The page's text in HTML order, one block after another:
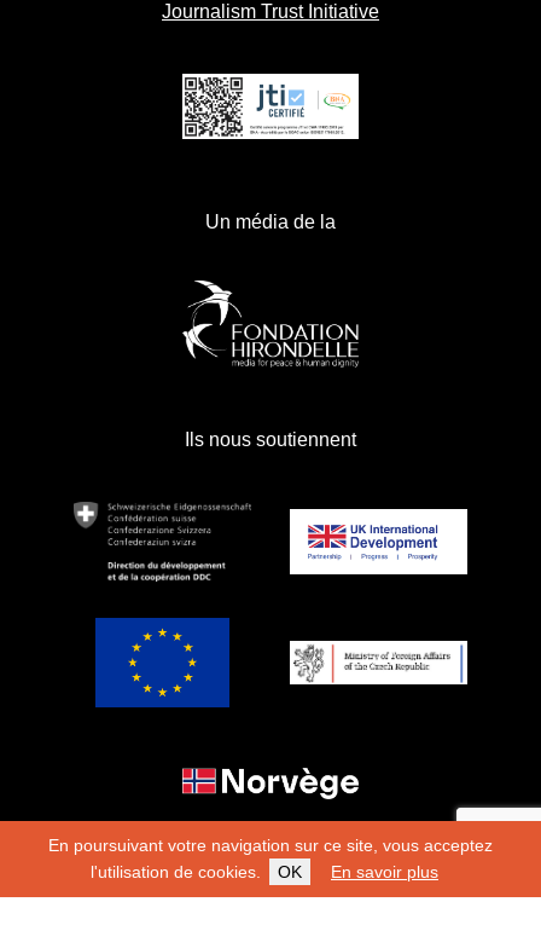
En poursuivant votre navigation sur ce site, vous acceptez
l'utilisation de cookies.
OK En savoir plus
Journalism Trust Initiative
Un média de la
Ils nous soutiennent